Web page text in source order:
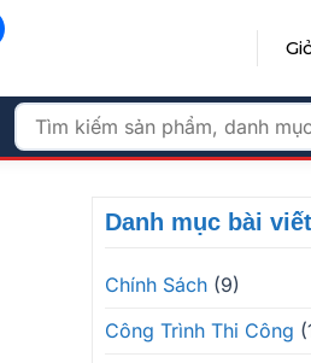
Tìm
kiếm:
Danh mục bài viết
Chính Sách (9)
Công Trình Thi Công